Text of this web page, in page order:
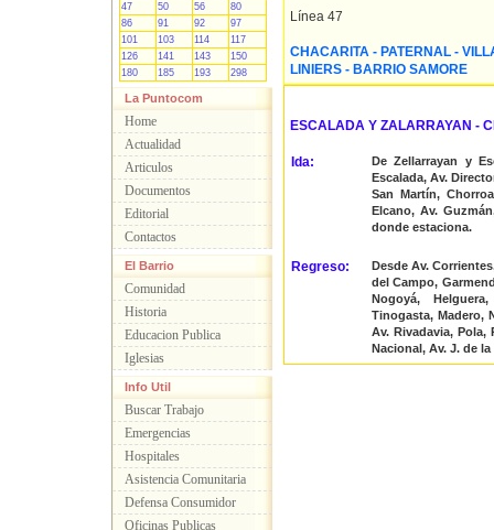
47
50 56
80
86
91 92
97
101
103 114
117
126
141 143
150
180
185 193 298
La Puntocom
Home
Actualidad
Articulos
Documentos
Editorial
Contactos
El Barrio
Comunidad
Historia
Educacion Publica
Iglesias
Info Util
Buscar Trabajo
Emergencias
Hospitales
Asistencia Comunitaria
Defensa Consumidor
Oficinas Publicas
Línea 47
CHACARITA - PATERNAL -
LINIERS - BARRIO SAMORE
ESCALADA Y ZALARRAYAN -
Ida:
De Zellarrayan y
Escalada, Av.
San Martín,
Elcano, Av.
donde estaciona.
Regreso:
Desde Av.
del Campo,
Nogoyá,
Tinogasta, Madero,
Av. Rivadavia,
Nacional, Av. J. de